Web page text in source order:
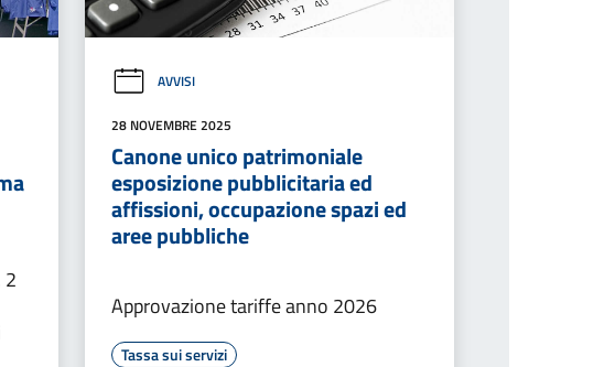
2
AVVISI
28 NOVEMBRE 2025
Canone unico patrimoniale
esposizione pubblicitaria ed
affissioni, occupazione spazi ed
aree pubbliche
Approvazione tariffe anno 2026
Tassa sui servizi